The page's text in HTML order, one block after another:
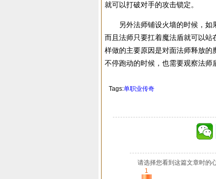
就可以打破对手的攻击锁定。
另外法师铺设火墙的时候，如果
而且法师只要扛着魔法盾就可以
样做的主要原因是对面法师释放
不停跑动的时候，也需要观察法师
Tags:单职业传奇
请选择您看到这篇文章时的
1